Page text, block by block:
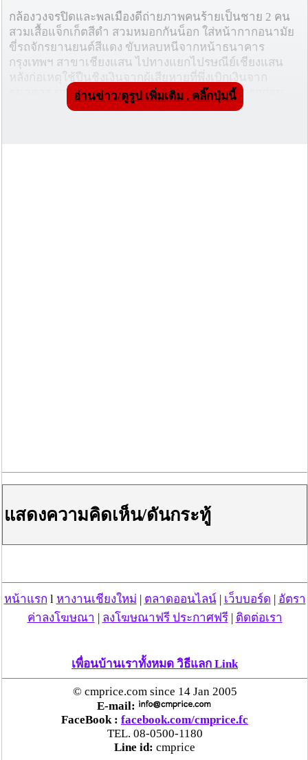
กล้องวงจรปิดและพลเมืองดีถ่ายภาพคนร้ายเป็นชาย 2 คน
สวมเสื้อแจ็กเก็ตสีดำ สวมหมอกกันน็อก ใส่หน้ากากอนามัย
ขี่รถจักรยานยนต์สีแดง ขับหลบหนีจากหน้าธนาคาร
กรุงเทพฯ สาขาเชียงแสน ไปทางแยกไปรษณีย์เชียงแสน
หลังก่อเหตุใช้ปืนชิงเงินจากผู้เสียหายที่พึ่งเบิกเงินจาก
ธนาคาร ขณะขึ้นรถยนต์ โดยคนร้ายเคาะกระจกรถก่อน
บอกให้ส่งเงินมาและขี่มอเตอร์ไซค์หลบหนีไป
วันที่ 18 พ.ค. 63 11:26:55 , ดู 1733 ครั้ง
ชื่นชม ตำรวจแม่ทาลำพูน ช่วยสาวลำพูนเหยื่อมิจฯ
หวิดสูญเงินเกือบสองแสน โชคดีรู้ตัวเร็ว! รีบแจ้งตร.
ประสาน สตช.สายด่วน 1441 อายัดบัญชี-ตามเงินได้
ตร.สภ.เมืองลำพูน ยึดยาบ้ากว่า 700 เม็ด หลังชาว
บ้านแจ้งพบถุงพลาสติกพันเทปสีดำต้องสงสัยในสวน
อ่านข่าว/ดูรูป เพิ่มเติม . คลิ๊กปุ่มนี้
แสดงความคิดเห็น/ดันกระทู้
หน้าแรก l หางานเชียงใหม่ | ตลาดออนไลน์| เว็บบอร์ด | อัตรา
ค่าลงโฆษณา | ลงโฆษณาฟรี ประกาศฟรี| ติดต่อเรา
เพื่อนบ้านเราทั้งหมด วิธีแลก Link
© cmprice.com since 14 Jan 2005
E-mail:
FaceBook : facebook.com/cmprice.fc
TEL. 08-0500-1180
Line id: cmprice